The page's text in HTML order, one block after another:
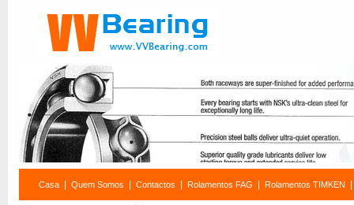
Casa Quem Somos Contactos Rolamentos FAG Rolamentos TIMKEN